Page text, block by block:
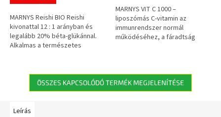
MARNYS Reishi BIO Reishi
kivonattal 12 : 1 arányban és
legalább 20% béta-glükánnal.
Alkalmas a természetes
közérzet...
5,0
csillag.
MARNYS VIT C 1000 –
liposzómás C-vitamin az
immunrendszer normál
működéséhez, a fáradtság
000...
ÖSSZES KAPCSOLÓDÓ TERMÉK MEGJELENÍTÉSE
Leírás